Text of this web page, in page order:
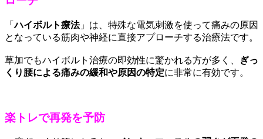
「ハイボルト療法」は、特殊な電気刺激を使って痛みの原因
となっている筋肉や神経に直接アプローチする治療法です。
草加でもハイボルト治療の即効性に驚かれる方が多く、
ぎっ
くり腰による痛みの緩和や原因の特定に非常に有効です。
楽トレで再発を予防